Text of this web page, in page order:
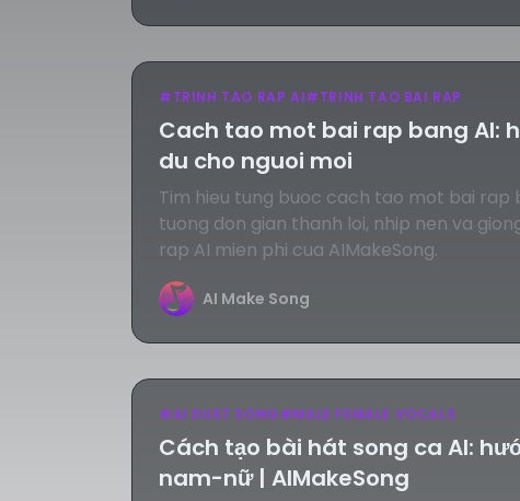
#TRINH TAO RAP AI#TRINH TAO BAI RAP
Cach tao mot bai rap bang AI:
du cho nguoi moi
Tim hieu tung buoc cach tao mot bai rap
tuong don gian thanh loi, nhip nen va
rap AI mien phi cua AIMakeSong.
AI Make Song
#AI DUET SONG#MALE FEMALE VOCALS
Cách tạo bài hát song ca AI:
nam-nữ | AIMakeSong